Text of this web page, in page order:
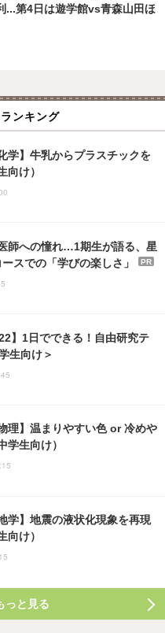
...第4日は遊学館vs青森山田ほ
ンキング
学】牛乳からプラスチックを
向け）
師への憧れ…1期生が語る、星
スでの「学びの楽しさ」
PR
】1日でできる！自由研究テ
生向け＞
理】温まりやすい色 or 冷めや
学生向け）
学】地震の液状化現象を再現
向け）
っと見る